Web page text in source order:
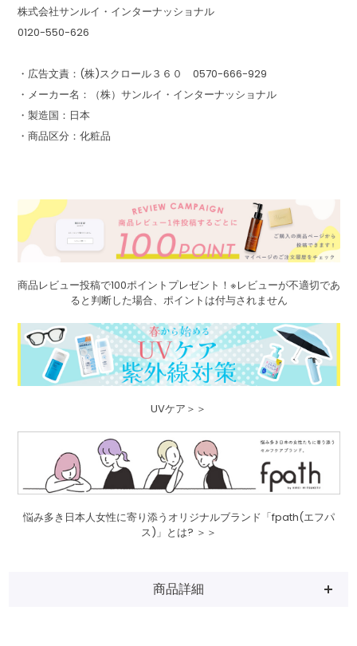
株式会社サンルイ・インターナッショナル
0120-550-626
・広告文責：(株)スクロール３６０ 0570-666-929
・メーカー名：（株）サンルイ・インターナッショナル
・製造国：日本
・商品区分：化粧品
商品レビュー投稿で100ポイントプレゼント！※レビューが不適切であ
ると判断した場合、ポイントは付与されません
UVケア＞＞
悩み多き日本人女性に寄り添うオリジナルブランド「fpath(エフパ
ス)」とは? ＞＞
商品詳細